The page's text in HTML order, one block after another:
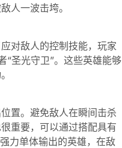
人一波击垮。
对敌人的控制技能，玩家
“圣光守卫”。这些英雄能够
置。避免敌人在瞬间击杀
重要，可以通过搭配具有
力单体输出的英雄，在敌